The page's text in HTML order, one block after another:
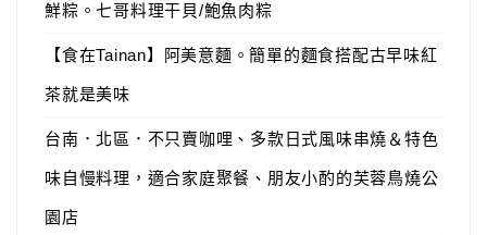
鮮粽。七哥料理干貝/鮑魚肉粽
【食在Tainan】阿美意麵。簡單的麵食搭配古早味紅
茶就是美味
台南．北區．不只賣咖哩、多款日式風味串燒＆特色
味自慢料理，適合家庭聚餐、朋友小酌的芙蓉鳥燒公
園店